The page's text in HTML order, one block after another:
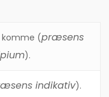
komme (præsens
).
indikativ).